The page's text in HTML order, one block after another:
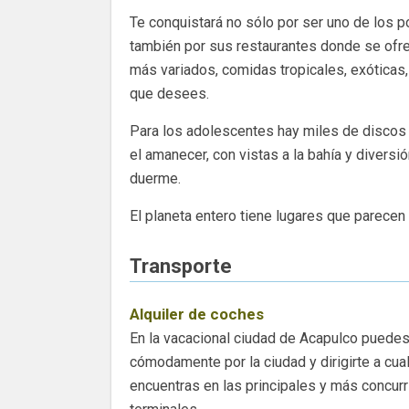
Te conquistará no sólo por ser uno de los
también por sus restaurantes donde se
más variados, comidas tropicales,
que desees.
Para los adolescentes hay miles de
el amanecer, con vistas a la bahía y
duerme.
El planeta entero tiene lugares que
Transporte
Alquiler de coches
En la vacacional ciudad de Acapulco
cómodamente por la ciudad y dirigirte a
encuentras en las principales y más